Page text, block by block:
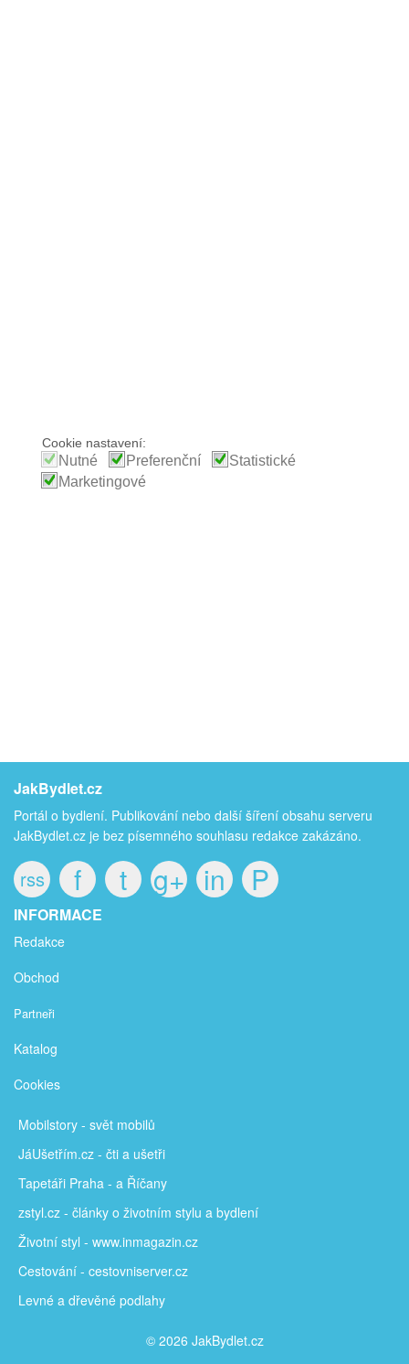
JakBydlet.cz
Portál o bydlení. Publikování nebo další šíření obsahu serveru
JakBydlet.cz je bez písemného souhlasu redakce zakázáno.
rss f t g+ in P
INFORMACE
Redakce
Obchod
Partneři
Katalog
Cookies
Mobilstory - svět mobilů
JáUšetřím.cz - čti a ušetři
Tapetáři Praha - a Říčany
zstyl.cz - články o životním stylu a bydlení
Životní styl - www.inmagazin.cz
Cestování - cestovniserver.cz
Levné a dřevěné podlahy
© 2026 JakBydlet.cz
Cookie nastavení:
Nutné Preferenční
Statistické
Marketingové